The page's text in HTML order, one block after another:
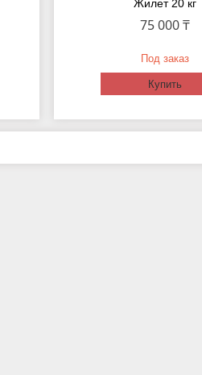
Жилет 20 кг
75 000 ₸
Под заказ
Купить